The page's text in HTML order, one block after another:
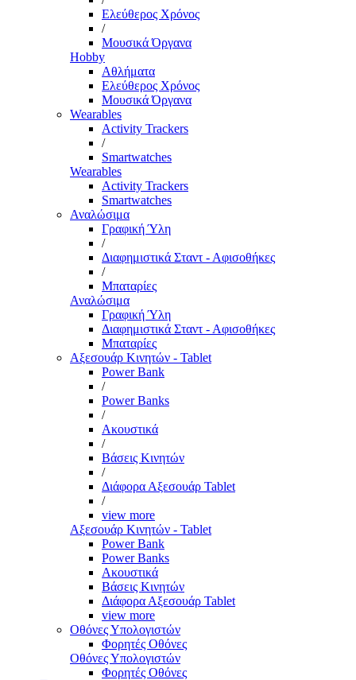
Ελεύθερος Χρόνος
/
Μουσικά Όργανα
Hobby
Αθλήματα
Ελεύθερος Χρόνος
Μουσικά Όργανα
Wearables
Activity Trackers
/
Smartwatches
Wearables
Activity Trackers
Smartwatches
Αναλώσιμα
Γραφική Ύλη
/
Διαφημιστικά Σταντ - Αφισοθήκες
/
Μπαταρίες
Αναλώσιμα
Γραφική Ύλη
Διαφημιστικά Σταντ - Αφισοθήκες
Μπαταρίες
Αξεσουάρ Κινητών - Tablet
Power Bank
/
Power Banks
/
Ακουστικά
/
Βάσεις Κινητών
/
Διάφορα Αξεσουάρ Tablet
/
view more
Αξεσουάρ Κινητών - Tablet
Power Bank
Power Banks
Ακουστικά
Βάσεις Κινητών
Διάφορα Αξεσουάρ Tablet
view more
Οθόνες Υπολογιστών
Φορητές Οθόνες
Οθόνες Υπολογιστών
Φορητές Οθόνες